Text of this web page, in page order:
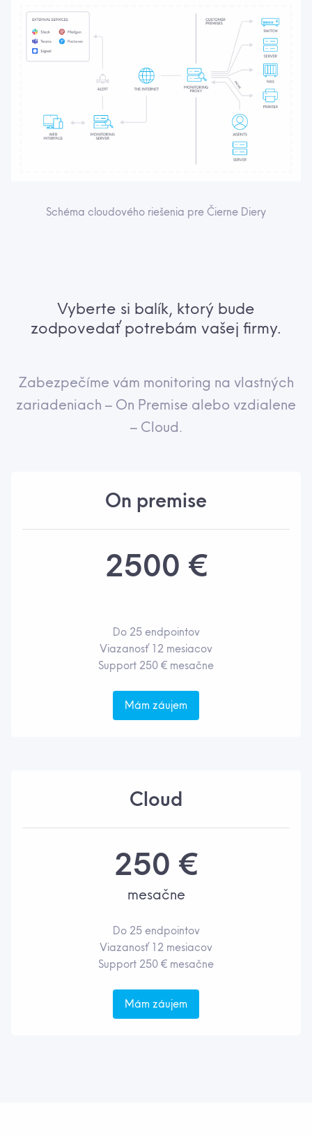
Schéma cloudového riešenia pre Čierne Diery
Vyberte si balík, ktorý bude
zodpovedať potrebám vašej firmy.
Zabezpečíme vám monitoring na vlastných
zariadeniach – On Premise alebo vzdialene
– Cloud.
On premise
2500 €
Do 25 endpointov
Viazanosť 12 mesiacov
Support 250 € mesačne
Mám záujem
Cloud
250 €
mesačne
Do 25 endpointov
Viazanosť 12 mesiacov
Support 250 € mesačne
Mám záujem